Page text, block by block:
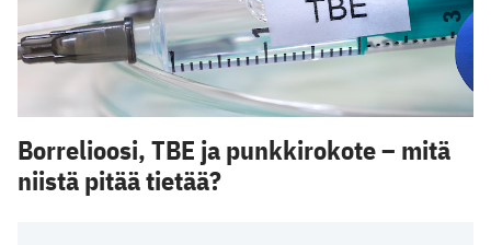
Borrelioosi, TBE ja punkkirokote – mitä
niistä pitää tietää?